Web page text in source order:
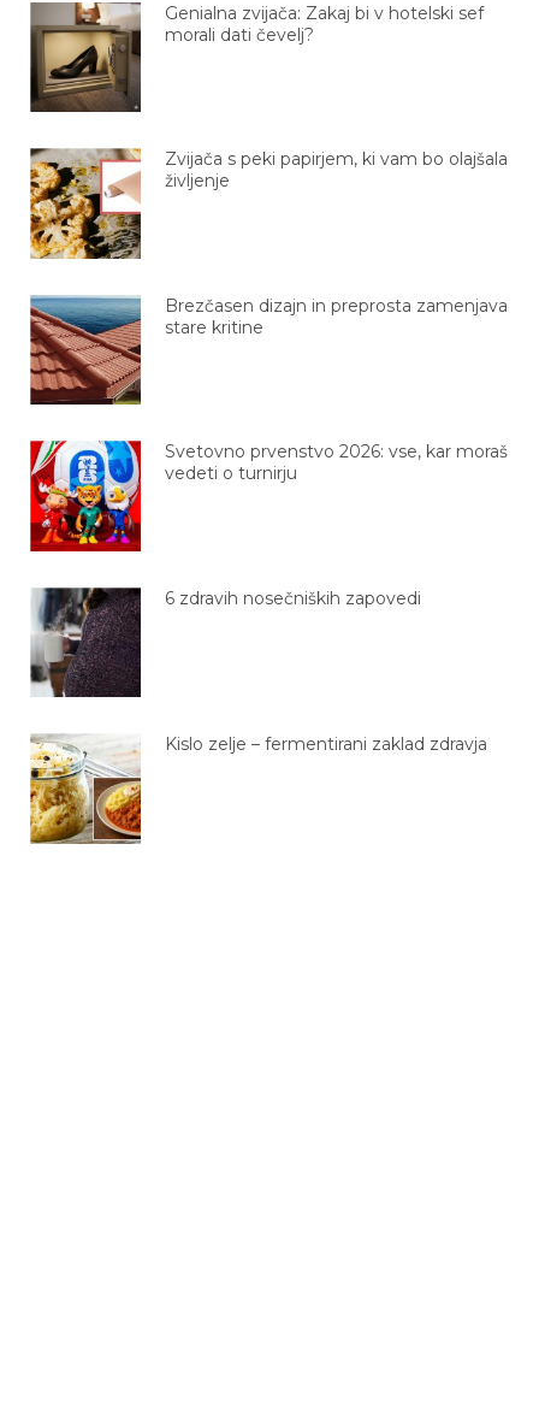
Genialna zvijača: Zakaj bi v hotelski sef
morali dati čevelj?
Zvijača s peki papirjem, ki vam bo olajšala
življenje
Brezčasen dizajn in preprosta zamenjava
stare kritine
Svetovno prvenstvo 2026: vse, kar moraš
vedeti o turnirju
6 zdravih nosečniških zapovedi
Kislo zelje – fermentirani zaklad zdravja